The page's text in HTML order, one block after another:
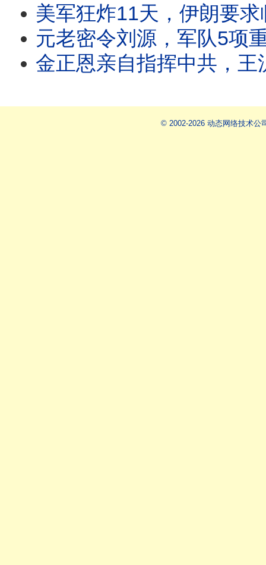
美军狂炸11天，伊朗要求临时停火10天，川普拒绝！看懂魔鬼的交易：毛泽东的赞美
元老密令刘源，军队5项重组；军报撤下军委主席负
金正恩亲自指挥中共，王沪宁小本子做笔记 ；中国红十字
© 2002-2026 动态网络技术公